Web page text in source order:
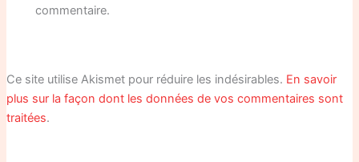
commentaire.
Ce site utilise Akismet pour réduire les indésirables. En savoir
plus sur la façon dont les données de vos commentaires sont
traitées.